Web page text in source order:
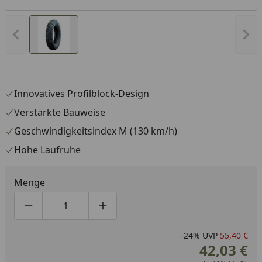
Vorheriges Bild anzeigen
Innovatives Profilblock-Design
Verstärkte Bauweise
Geschwindigkeitsindex M (130 km/h)
Hohe Laufruhe
Menge
Produktmenge um eins verringern
Produktmenge manuell eingeben
Produktmenge um eins erhöhen
-24% UVP 55,40 €
42,03 €